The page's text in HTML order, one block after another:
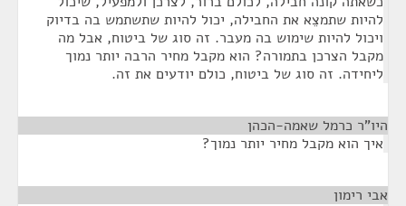
להיות שתמצֵא את החבילה, יכול להיות שתשתמש בה בדיוק
ויכול להיות שימוש בה מעבר. זה סוג של ביטוח, אבל מה
מקבל הצרכן בתמורה? הוא מקבל מחיר הרבה יותר נמוך
ליחידה. זה סוג של ביטוח, כולם יודעים את זה.
היו"ר כרמל שאמה-הכהן
איך הוא מקבל מחיר יותר נמוך?
אבי רימון